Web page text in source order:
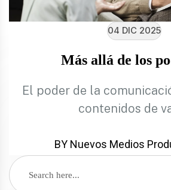
04 DIC 2025
Más allá de los
El poder de la
contenidos de
BY Nuevos Medios